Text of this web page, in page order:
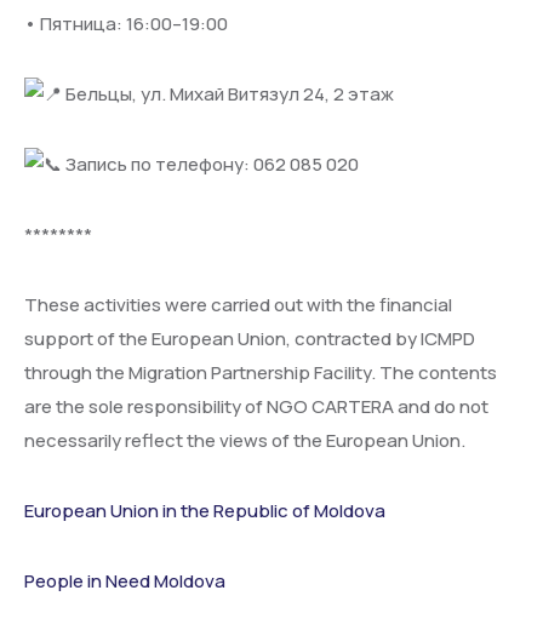
• Пятница: 16:00–19:00
Бельцы, ул. Михай Витязул 24, 2 этаж
Запись по телефону: 062 085 020
********
These activities were carried out with the financial
support of the European Union, contracted by ICMPD
through the Migration Partnership Facility. The contents
are the sole responsibility of NGO CARTERA and do not
necessarily reflect the views of the European Union.
European Union in the Republic of Moldova
People in Need Moldova